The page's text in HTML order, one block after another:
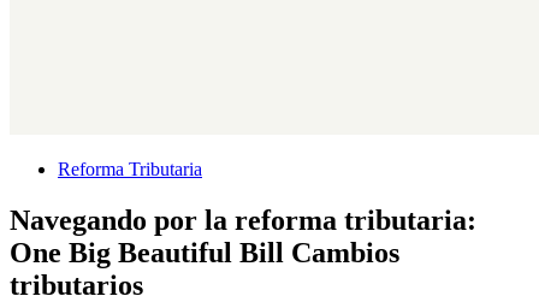
Reforma Tributaria
Navegando por la reforma tributaria:
One Big Beautiful Bill Cambios
tributarios